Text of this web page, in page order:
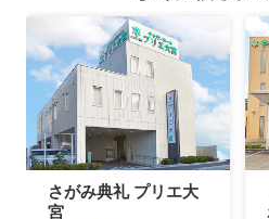
さがみ典礼 プリエ大
宮